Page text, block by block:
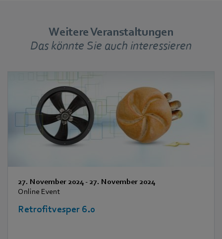
Weitere Veranstaltungen
Das könnte Sie auch interessieren
27. November 2024- 27. November 2024
Online Event
Retrofitvesper 6.0